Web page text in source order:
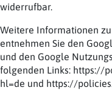
widerrufbar.
Weitere Informationen
entnehmen Sie den
und den Google
folgenden Links: https://
hl=de und https://